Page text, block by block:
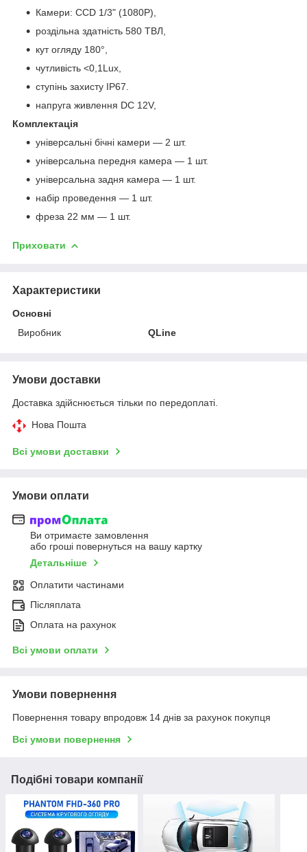
Камери: CCD 1/3" (1080Р),
роздільна здатність 580 ТВЛ,
кут огляду 180°,
чутливість <0,1Lux,
ступінь захисту IP67.
напруга живлення DC 12V,
Комплектація
універсальні бічні камери — 2 шт.
універсальна передня камера — 1 шт.
універсальна задня камера — 1 шт.
набір проведення — 1 шт.
фреза 22 мм — 1 шт.
Приховати
Характеристики
Основні
Виробник
QLine
Умови доставки
Доставка здійснюється тільки по передоплаті.
Нова Пошта
Всі умови доставки
Умови оплати
Ви отримаєте замовлення
або гроші повернуться на вашу картку
Детальніше
Оплатити частинами
Післяплата
Оплата на рахунок
Всі умови оплати
Умови повернення
Повернення товару впродовж 14 днів за рахунок покупця
Всі умови повернення
Подібні товари компанії